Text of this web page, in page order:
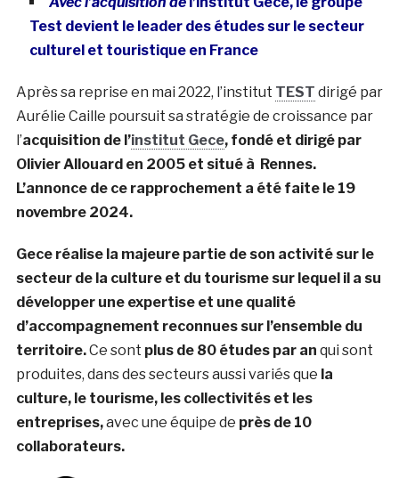
Test devient le leader des études sur le secteur
culturel et touristique en France
Après sa reprise en mai 2022, l’institut TEST dirigé par
Aurélie Caille poursuit sa stratégie de croissance par
l’acquisition de l’institut Gece, fondé et dirigé par
Olivier Allouard en 2005 et situé à Rennes.
L’annonce de ce rapprochement a été faite le 19
novembre 2024.
Gece réalise la majeure partie de son activité sur le
secteur de la culture et du tourisme sur lequel il a su
développer une expertise et une qualité
d’accompagnement reconnues sur l’ensemble du
territoire.Ce sont plus de 80 études par an qui sont
produites, dans des secteurs aussi variés que la
culture, le tourisme, les collectivités et les
entreprises,avec une équipe de près de 10
collaborateurs.